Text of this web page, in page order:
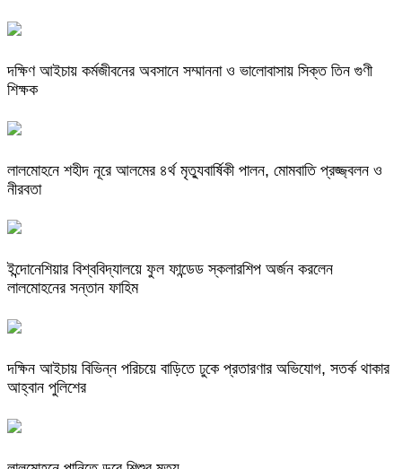
দক্ষিণ আইচায় কর্মজীবনের অবসানে সম্মাননা ও ভালোবাসায় সিক্ত তিন গুণী
শিক্ষক
লালমোহনে শহীদ নূরে আলমের ৪র্থ মৃত্যুবার্ষিকী পালন, মোমবাতি প্রজ্জ্বলন ও
নীরবতা
ইন্দোনেশিয়ার বিশ্ববিদ্যালয়ে ফুল ফান্ডেড স্কলারশিপ অর্জন করলেন
লালমোহনের সন্তান ফাহিম
দক্ষিন আইচায় ‎বিভিন্ন পরিচয়ে বাড়িতে ঢুকে প্রতারণার অভিযোগ, সতর্ক থাকার
আহ্বান পুলিশের